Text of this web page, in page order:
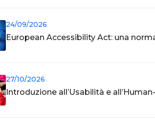
24/09/2026
European Accessibility Act: una
27/10/2026
Introduzione all’Usabilità e